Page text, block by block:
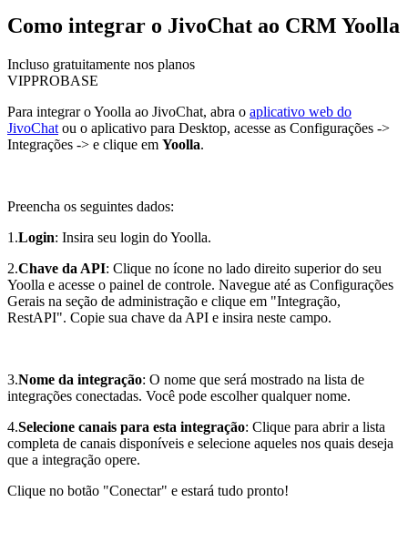
Como integrar o JivoChat ao CRM Yoolla
Incluso gratuitamente nos planos
VIPPROBASE
Para integrar o Yoolla ao JivoChat, abra o aplicativo web do
JivoChat ou o aplicativo para Desktop, acesse as Configurações ->
Integrações -> e clique em Yoolla.
Preencha os seguintes dados:
1.Login: Insira seu login do Yoolla.
2.Chave da API: Clique no ícone no lado direito superior do seu
Yoolla e acesse o painel de controle. Navegue até as Configurações
Gerais na seção de administração e clique em "Integração,
RestAPI". Copie sua chave da API e insira neste campo.
3.Nome da integração: O nome que será mostrado na lista de
integrações conectadas. Você pode escolher qualquer nome.
4.Selecione canais para esta integração: Clique para abrir a lista
completa de canais disponíveis e selecione aqueles nos quais deseja
que a integração opere.
Clique no botão "Conectar" e estará tudo pronto!